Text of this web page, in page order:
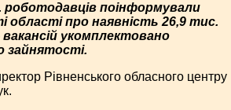
роботодавців поінформували
області про наявність 26,9 тис.
вакансій укомплектовано
зайнятості.
Рівненського обласного центру